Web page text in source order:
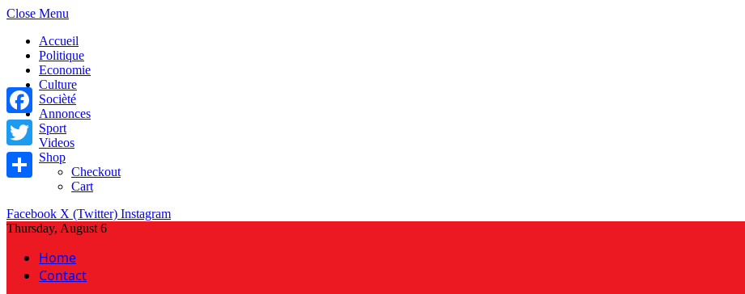
Close Menu
Accueil
Politique
Economie
Culture
Socièté
Annonces
Sport
Videos
Shop
Checkout
Cart
Facebook X (Twitter) Instagram
Thursday, August 6
Home
Contact
Facebook
Twitter